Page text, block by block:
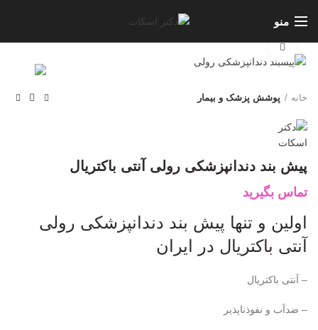
منو
خانه پوشش پزشک و بیمار
پیش بند دندانپزشکی رولی آنتی باکتریال
تماس بگیرید
اولین و تنها پیش بند دندانپزشکی رولی
آنتی باکتریال در ایران
– آنتی باکتریال
– ضدآب و نفوذناپذیر